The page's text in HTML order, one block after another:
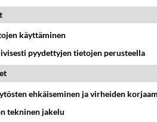
pakkaus nainen.
Ikävä
vielä minusta?
Ikävä
käyttäminen
pyydettyjen tietojen perusteella
ehkäiseminen ja virheiden
tekninen jakelu